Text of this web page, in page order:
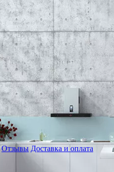
Отзывы Доставка и оплата